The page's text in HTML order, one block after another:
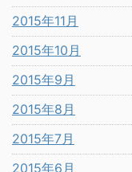
2015年11月
2015年10月
2015年9月
2015年8月
2015年7月
2015年6月